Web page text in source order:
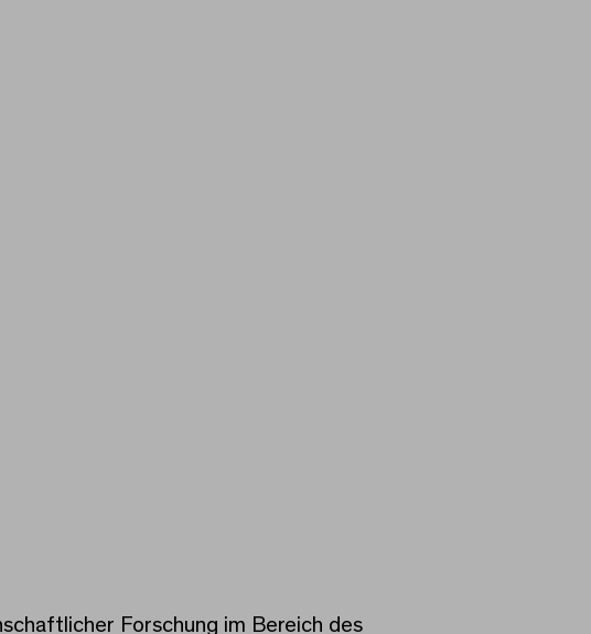
Forschung im Bereich des